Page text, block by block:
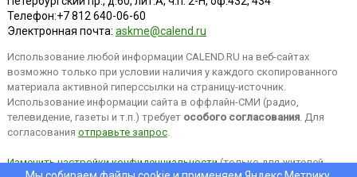
Телефон:+7 812 640-06-60
Электронная почта: askme@calend.ru
Использование любой информации CALEND.RU на веб-сайтах
возможно только при условии наличия у каждого скопированного
материала активной гиперссылки на страницу-источник.
Использование информации сайта в оффлайн-СМИ (радио,
телевидение, газеты и т.п.) требует особого согласования. Для
согласования отправьте запрос.
Изменить настройки конфиденциальности(только для жителей